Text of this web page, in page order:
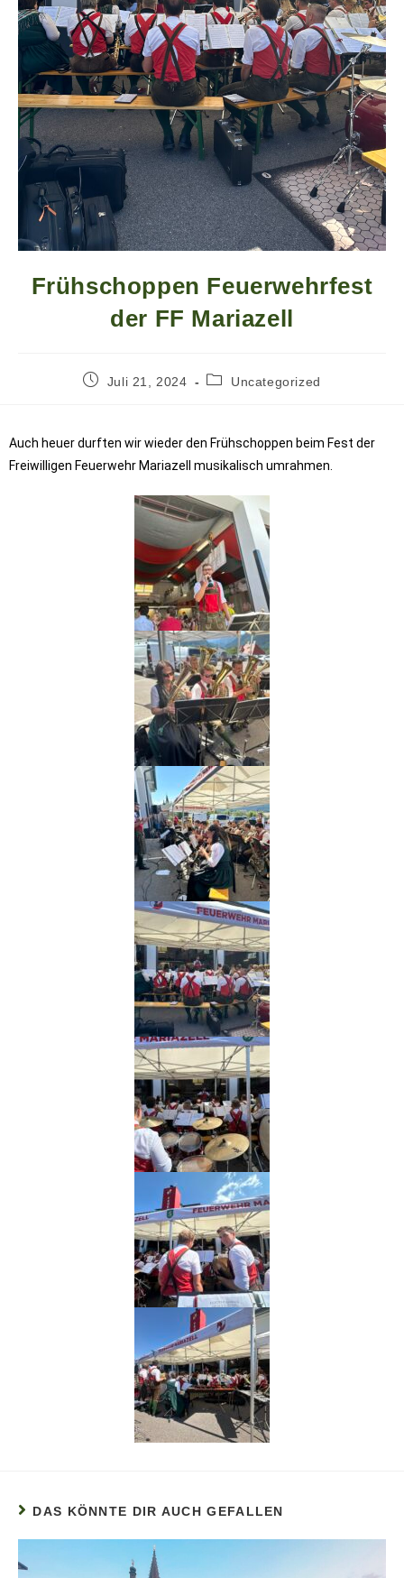
Frühschoppen Feuerwehrfest
der FF Mariazell
Juli 21, 2024 Uncategorized
Auch heuer durften wir wieder den Frühschoppen beim Fest der
Freiwilligen Feuerwehr Mariazell musikalisch umrahmen.
DAS KÖNNTE DIR AUCH GEFALLEN